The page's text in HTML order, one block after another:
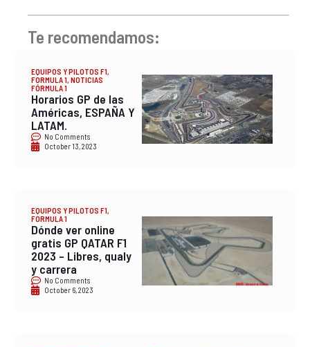
Te recomendamos:
EQUIPOS Y PILOTOS F1,
FORMULA 1, NOTICIAS
FÓRMULA 1
Horarios GP de las
Américas, ESPAÑA Y
LATAM.
No Comments
October 13, 2023
EQUIPOS Y PILOTOS F1,
FORMULA 1
Dónde ver online
gratis GP QATAR F1
2023 – Libres, qualy
y carrera
No Comments
October 6, 2023